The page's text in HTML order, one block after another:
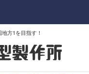
方1を目指す！